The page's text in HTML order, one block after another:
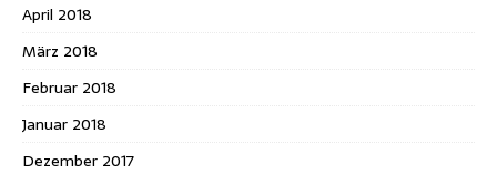
April 2018
März 2018
Februar 2018
Januar 2018
Dezember 2017